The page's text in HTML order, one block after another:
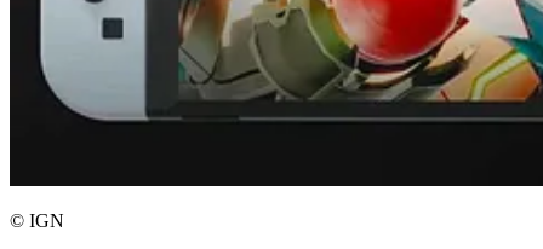
© IGN